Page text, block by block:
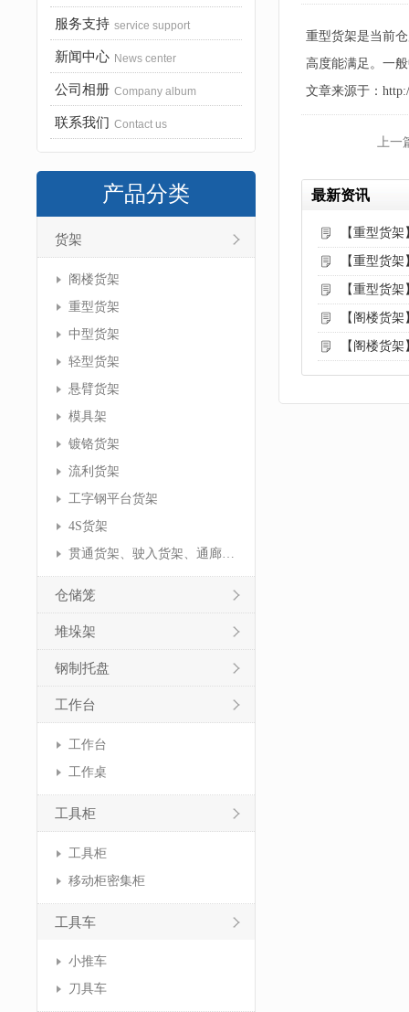
服务支持 service support
新闻中心 News center
公司相册 Company album
联系我们 Contact us
产品分类
货架
阁楼货架
重型货架
中型货架
轻型货架
悬臂货架
模具架
镀铬货架
流利货架
工字钢平台货架
4S货架
贯通货架、驶入货架、通廊货架
仓储笼
堆垛架
钢制托盘
工作台
工作台
工作桌
工具柜
工具柜
移动柜密集柜
工具车
小推车
刀具车
重型货架是当前
高度能满足。一
文章来源于：
上一
最新资讯
【重型货
【重型货
【重型货
【阁楼货
【阁楼货